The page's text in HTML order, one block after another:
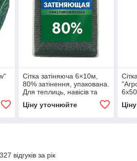
Сітка затіняюча 6×10м,
80% затінення, упакована.
Для теплиць, навісів та
Ціну уточнюйте
відгуків за рік